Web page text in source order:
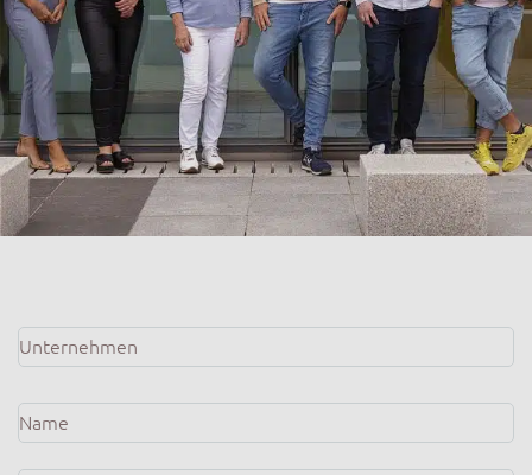
Unternehmen *
Name *